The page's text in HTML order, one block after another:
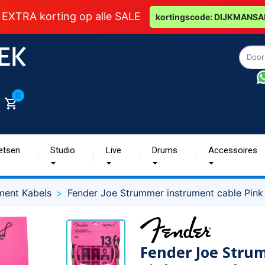
EXTRA korting op alle SALE kortingscode:
0
Studio Live Drums Accessoires
Kabels Fender Joe Strummer instrument cable
Fender Joe